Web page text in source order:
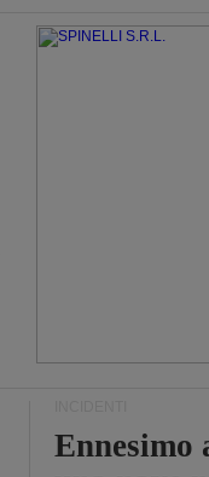
Ennesimo